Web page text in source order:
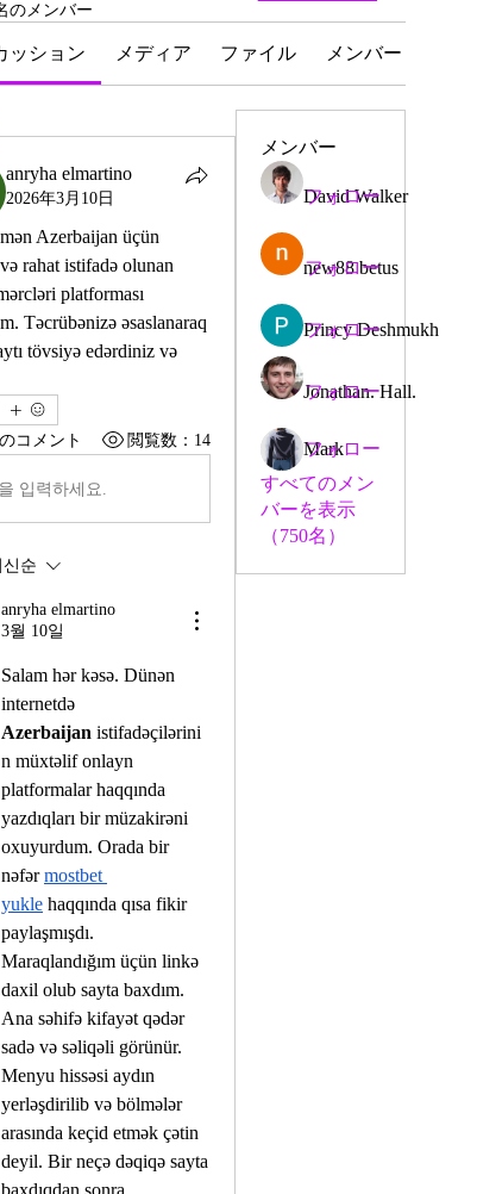
のメンバー
ッション メディア ファイル メンバー
anryha elmartino
2026年3月10日
Azerbaijan üçün
rahat istifadə olunan
platforması
Təcrübənizə əsaslanaraq
tövsiyə edərdiniz və
コメント 閲覧数：14
입력하세요.
신순
anryha elmartino
3월 10일
Salam hər kəsə. Dünən
Azerbaijan istifadəçilərini
n müxtəlif onlayn
platformalar haqqında
yazdıqları bir müzakirəni
oxuyurdum. Orada bir
nəfər mostbet
yukle haqqında qısa fikir
paylaşmışdı.
Maraqlandığım üçün linkə
daxil olub sayta baxdım.
Ana səhifə kifayət qədər
sadə və səliqəli görünür.
Menyu hissəsi aydın
yerləşdirilib və bölmələr
arasında keçid etmək çətin
deyil. Bir neçə dəqiqə sayta
baxdıqdan sonra
メンバー
David Walker
フォロー
new88 betus
フォロー
Princy Deshmukh
フォロー
Jonathan. Hall.
フォロー
Mark
フォロー
すべてのメン
バーを表示
（750名）